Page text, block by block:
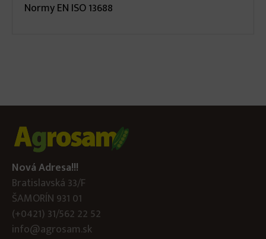
Normy EN ISO 13688
Nová Adresa!!!
Bratislavská 33/F
ŠAMORÍN 931 01
(+0421) 31/562 22 52
info@agrosam.sk